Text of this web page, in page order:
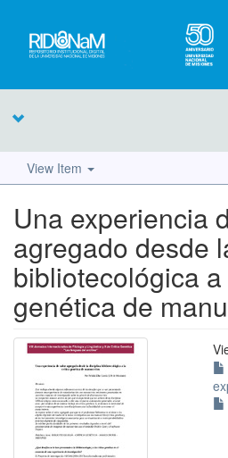
View Item
Una experiencia
agregado desde
bibliotecológica
genética de